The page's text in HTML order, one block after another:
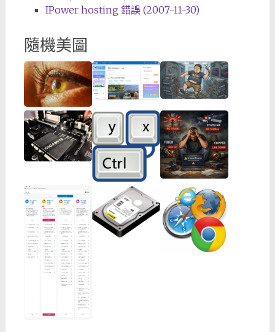
IPower hosting 錯誤 (2007-11-30)
隨機美圖